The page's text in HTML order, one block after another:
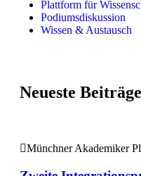
Plattform für
Podiumsdiskussion
Wissen & Austausch
Neueste Beiträge
Münchner Akademiker